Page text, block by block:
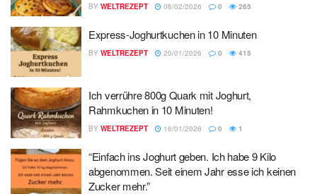
BY WELTREZEPT 08/02/2026 0 265
Express-Joghurtkuchen in 10 Minuten
BY WELTREZEPT 20/01/2026 0 415
Ich verrühre 800g Quark mit Joghurt,
Rahmkuchen in 10 Minuten!
BY WELTREZEPT 16/01/2026 0 1
“Einfach ins Joghurt geben. Ich habe 9 Kilo
abgenommen. Seit einem Jahr esse ich keinen
Zucker mehr.”